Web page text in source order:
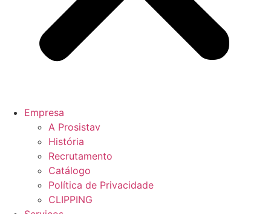
Empresa
A Prosistav
História
Recrutamento
Catálogo
Política de Privacidade
CLIPPING